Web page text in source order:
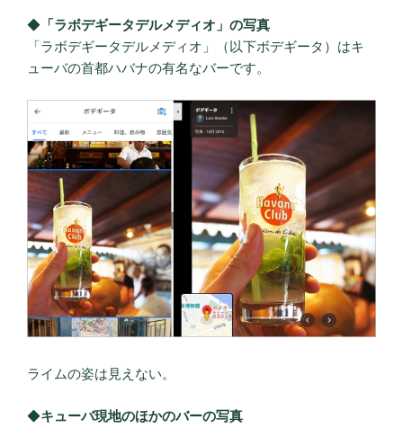
◆ 「ラボデギータデルメディオ」の写真
「ラボデギータデルメディオ」（以下ボデギータ）はキ
ューバの首都ハバナの有名なバーです。
ライムの姿は見えない。
◆キューバ現地のほかのバーの写真